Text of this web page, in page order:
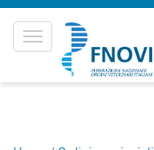
Toggle
navigation